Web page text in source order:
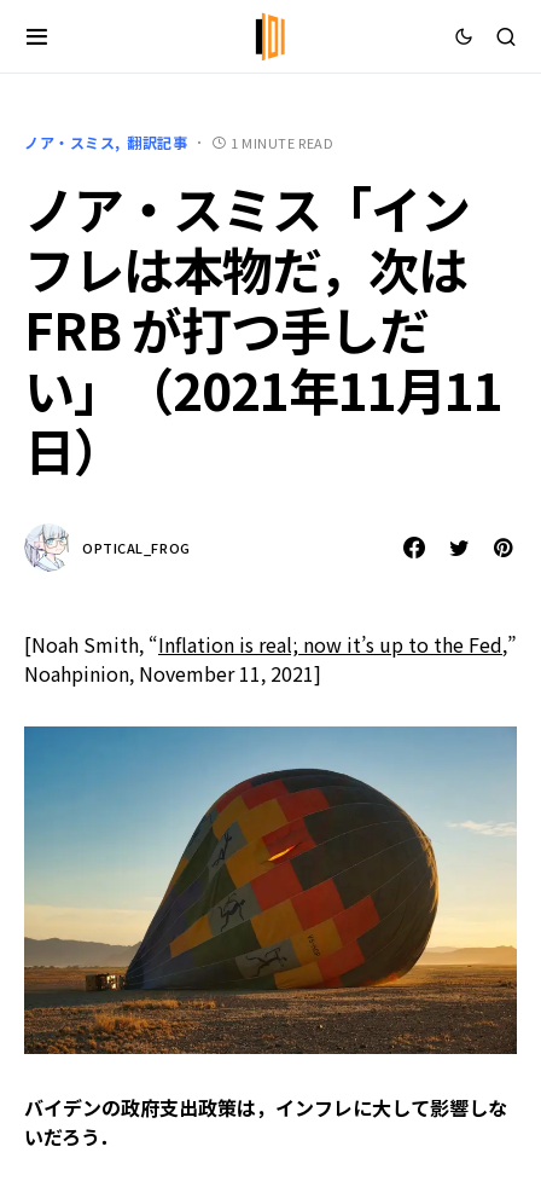
ノア・スミス 翻訳記事 1 MINUTE READ
ノア・スミス「イン
フレは本物だ，次は
FRB が打つ手しだ
い」（2021年11月11
日）
OPTICAL_FROG
[Noah Smith, “Inflation is real; now it’s up to the Fed,”
Noahpinion, November 11, 2021]
バイデンの政府支出政策は，インフレに大して影響しな
いだろう．